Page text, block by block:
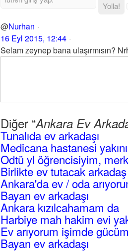
Yolla!
@Nurhan
16 Eyl 2015, 12:44
Selam zeynep bana ulaşırmısın?
Diğer “Ankara Ev
Tunalıda ev arkadaşı
Medicana hastanesi
Odtü yl öğrencisiyim,
Birlikte ev tutacak arkadaş
Ankara'da ev / oda
Bayan ev arkadaşı
Ankara kızılcahamam da
Harbiye mah hakim evi
Ev arıyorum işimde
Bayan ev arkadaşı